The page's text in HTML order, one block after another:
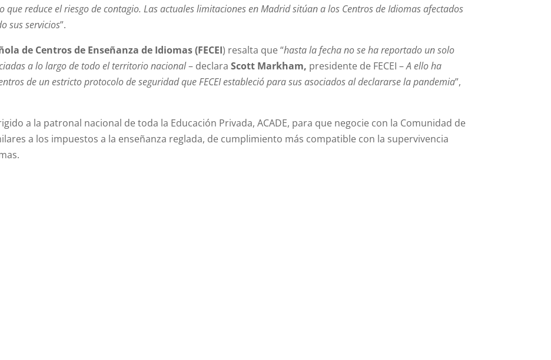
reduce el riesgo de contagio. Las actuales limitaciones en Madrid sitúan a los Centros de Idiomas afectados
sus servicios”.
de Centros de Enseñanza de Idiomas (FECEI) resalta que “hasta la fecha no se ha reportado un solo
a lo largo de todo el territorio nacional– declaraScott Markham, presidente de FECEI –A ello ha
de un estricto protocolo de seguridad que FECEI estableció para sus asociados al declararse la pandemia”,
a la patronal nacional de toda la Educación Privada, ACADE, para que negocie con la Comunidad de
a los impuestos a la enseñanza reglada, de cumplimiento más compatible con la supervivencia